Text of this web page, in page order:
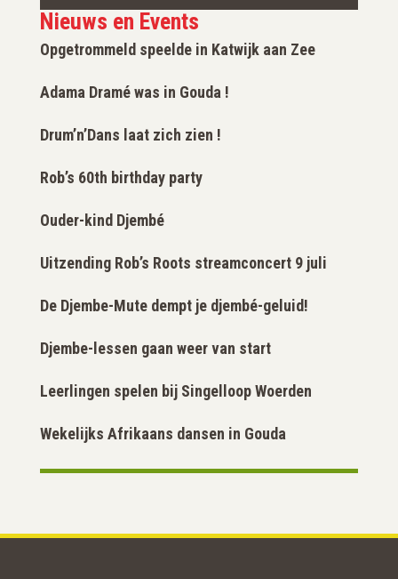
Nieuws en Events
Opgetrommeld speelde in Katwijk aan Zee
Adama Dramé was in Gouda !
Drum’n’Dans laat zich zien !
Rob’s 60th birthday party
Ouder-kind Djembé
Uitzending Rob’s Roots streamconcert 9 juli
De Djembe-Mute dempt je djembé-geluid!
Djembe-lessen gaan weer van start
Leerlingen spelen bij Singelloop Woerden
Wekelijks Afrikaans dansen in Gouda